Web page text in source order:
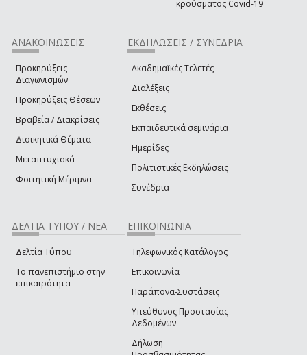
κρούσματος Covid-19
ΑΝΑΚΟΙΝΩΣΕΙΣ
Προκηρύξεις
Διαγωνισμών
Προκηρύξεις Θέσεων
Βραβεία / Διακρίσεις
Διοικητικά Θέματα
Μεταπτυχιακά
Φοιτητική Μέριμνα
ΕΚΔΗΛΩΣΕΙΣ / ΣΥΝΕΔΡΙΑ
Ακαδημαϊκές Τελετές
Διαλέξεις
Εκθέσεις
Εκπαιδευτικά σεμινάρια
Ημερίδες
Πολιτιστικές Εκδηλώσεις
Συνέδρια
ΔΕΛΤΙΑ ΤΥΠΟΥ / ΝΕΑ
Δελτία Τύπου
Το πανεπιστήμιο στην
επικαιρότητα
ΕΠΙΚΟΙΝΩΝΙΑ
Τηλεφωνικός Κατάλογος
Επικοινωνία
Παράπονα-Συστάσεις
Υπεύθυνος Προστασίας
Δεδομένων
Δήλωση